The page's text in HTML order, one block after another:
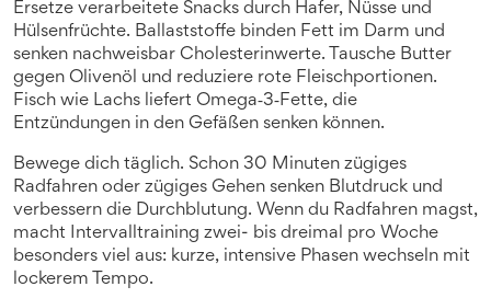
Ersetze verarbeitete Snacks durch Hafer, Nüsse und
Hülsenfrüchte. Ballaststoffe binden Fett im Darm und
senken nachweisbar Cholesterinwerte. Tausche Butter
gegen Olivenöl und reduziere rote Fleischportionen.
Fisch wie Lachs liefert Omega‑3‑Fette, die
Entzündungen in den Gefäßen senken können.
Bewege dich täglich. Schon 30 Minuten zügiges
Radfahren oder zügiges Gehen senken Blutdruck und
verbessern die Durchblutung. Wenn du Radfahren magst,
macht Intervalltraining zwei- bis dreimal pro Woche
besonders viel aus: kurze, intensive Phasen wechseln mit
lockerem Tempo.